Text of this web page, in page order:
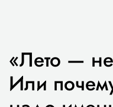
«Лето —
Или